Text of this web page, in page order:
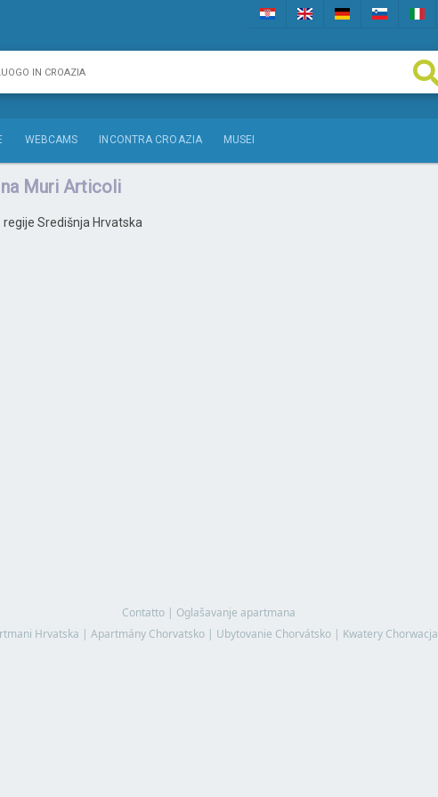
WEBCAMS INCONTRA CROAZIA MUSEI
Muri Articoli
Središnja Hrvatska
Contatto| Oglašavanje apartmana
Hrvatska | Apartmány Chorvatsko| Ubytovanie Chorvátsko| Kwatery Chorwacja